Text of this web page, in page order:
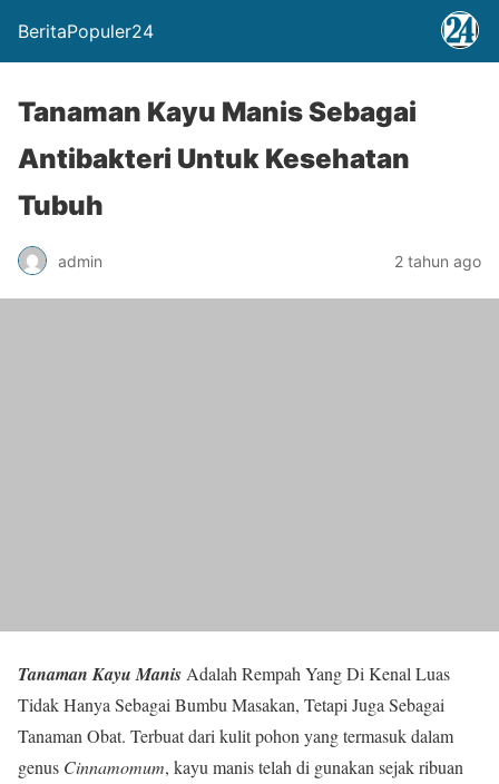
BeritaPopuler24
Tanaman Kayu Manis Sebagai
Antibakteri Untuk Kesehatan
Tubuh
admin 2 tahun ago
Tanaman Kayu Manis Adalah Rempah Yang Di Kenal Luas
Tidak Hanya Sebagai Bumbu Masakan, Tetapi Juga Sebagai
Tanaman Obat. Terbuat dari kulit pohon yang termasuk dalam
genus Cinnamomum, kayu manis telah di gunakan sejak ribuan